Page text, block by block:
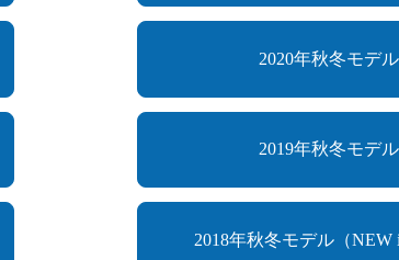
2020年秋冬モデル
2019年秋冬モデル
2018年秋冬モデル（NEW